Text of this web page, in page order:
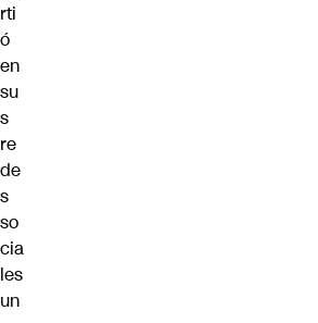
rti
ó
en
su
s
re
de
s
so
cia
les
un